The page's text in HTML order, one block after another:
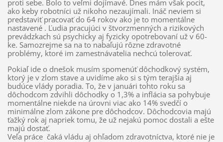
proti sebe. Bolo to veľmi dojímavé. Dnes mám však pocit,
ako keby robotníci už nikoho nezaujímali. Ináč neviem si
predstaviť pracovať do 64 rokov ako je to momentálne
nastavené . Ľudia pracujúci v štvorzmenných a rizikových
prevádzkach sú psychicky aj fyzicky opotrebovaní už v 60-
ke. Samozrejme sa na to nabaľujú rôzne zdravotné
problémy, ktoré im zamestnávatelia nechcú tolerovať.
Pokiaľ ide o dnešok musím spomenúť dôchodkový systém,
ktorý je v zlom stave a uvidíme ako si s tým terajšia aj
budúce vlády poradia. To, že v januári tohto roku sa
dôchodcom zdvihli dôchodky o 1,3% a inflácia sa pohybuje
momentálne niekde na úrovni viac ako 14% svedčí o
minimálne zlom zákone pre dôchodcov. Dôchodcovia majú
ťažký rok aj napriek tomu, že už nejakú pomoc dostali a ešte
majú dostať.
Veľa práce čaká vládu aj ohľadom zdravotníctva, ktoré nie je